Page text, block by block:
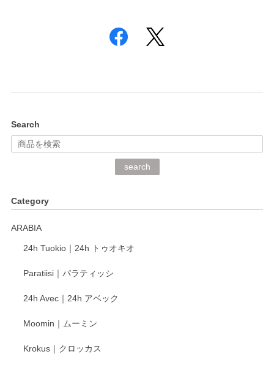
Search
search
Category
ARABIA
24h Tuokio｜24h トゥオキオ
Paratiisi｜パラティッシ
24h Avec｜24h アベック
Moomin｜ムーミン
Krokus｜クロッカス